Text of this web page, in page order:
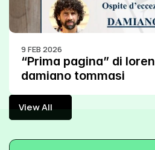
9 FEB 2026
“Prima pagina” di
damiano tommasi
View All
View All